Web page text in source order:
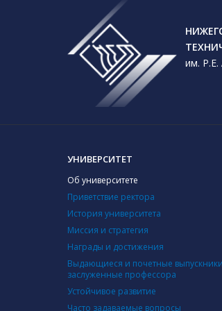
им. Р.Е.
УНИВЕРСИТЕТ
Об университете
Приветствие ректора
История университета
Миссия и стратегия
Награды и достижения
Выдающиеся и почетные
заслуженные профессора
Устойчивое развитие
Часто задаваемые вопросы